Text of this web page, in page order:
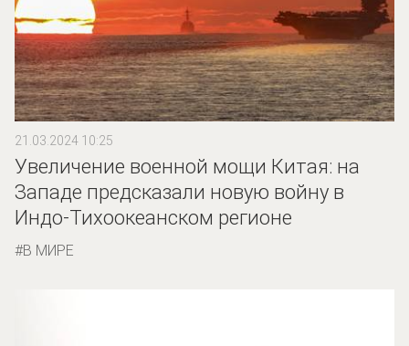
21.03.2024 10:25
Увеличение военной мощи Китая: на
Западе предсказали новую войну в
Индо-Тихоокеанском регионе
В МИРЕ